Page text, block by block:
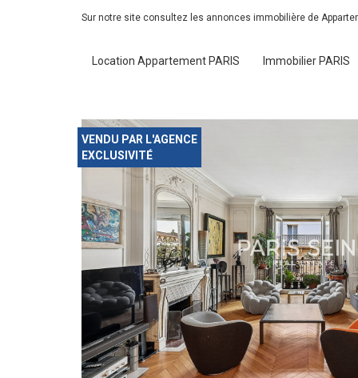
Sur notre site consultez les annonces immobilière de
Location Appartement PARIS Immobilier PARIS
VENDU PAR L'AGENCE
EXCLUSIVITÉ